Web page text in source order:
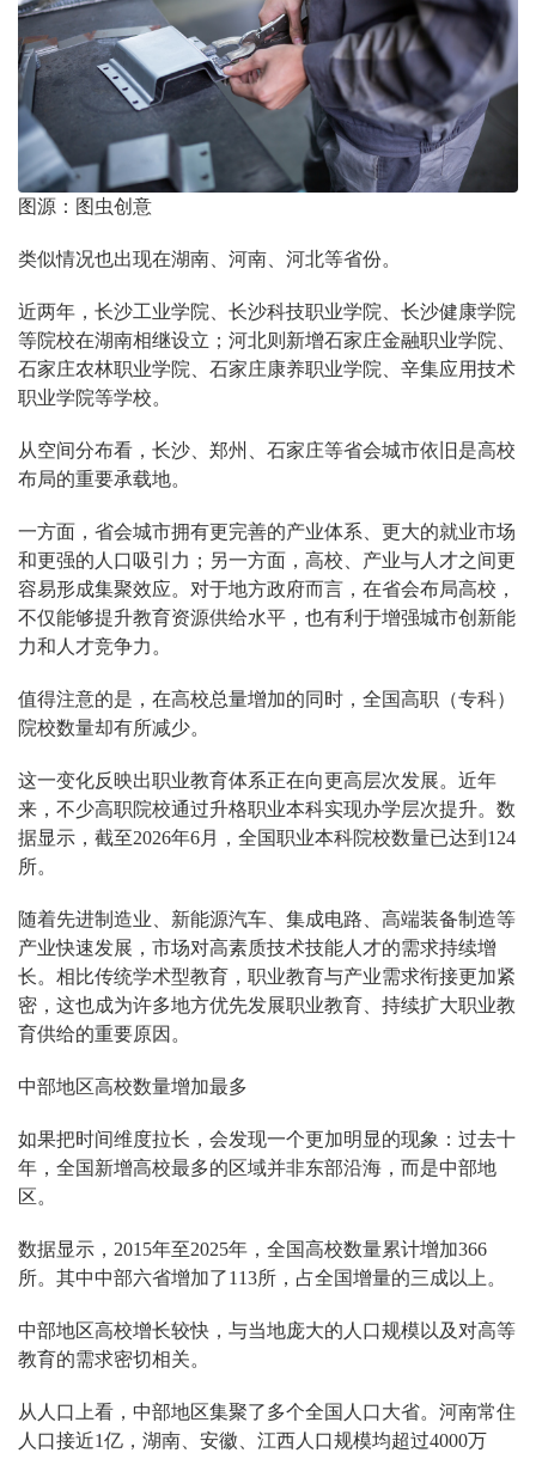
图源：图虫创意
类似情况也出现在湖南、河南、河北等省份。
近两年，长沙工业学院、长沙科技职业学院、长沙健康学院
等院校在湖南相继设立；河北则新增石家庄金融职业学院、
石家庄农林职业学院、石家庄康养职业学院、辛集应用技术
职业学院等学校。
从空间分布看，长沙、郑州、石家庄等省会城市依旧是高校
布局的重要承载地。
一方面，省会城市拥有更完善的产业体系、更大的就业市场
和更强的人口吸引力；另一方面，高校、产业与人才之间更
容易形成集聚效应。对于地方政府而言，在省会布局高校，
不仅能够提升教育资源供给水平，也有利于增强城市创新能
力和人才竞争力。
值得注意的是，在高校总量增加的同时，全国高职（专科）
院校数量却有所减少。
这一变化反映出职业教育体系正在向更高层次发展。近年
来，不少高职院校通过升格职业本科实现办学层次提升。数
据显示，截至2026年6月，全国职业本科院校数量已达到124
所。
随着先进制造业、新能源汽车、集成电路、高端装备制造等
产业快速发展，市场对高素质技术技能人才的需求持续增
长。相比传统学术型教育，职业教育与产业需求衔接更加紧
密，这也成为许多地方优先发展职业教育、持续扩大职业教
育供给的重要原因。
中部地区高校数量增加最多
如果把时间维度拉长，会发现一个更加明显的现象：过去十
年，全国新增高校最多的区域并非东部沿海，而是中部地
区。
数据显示，2015年至2025年，全国高校数量累计增加366
所。其中中部六省增加了113所，占全国增量的三成以上。
中部地区高校增长较快，与当地庞大的人口规模以及对高等
教育的需求密切相关。
从人口上看，中部地区集聚了多个全国人口大省。河南常住
人口接近1亿，湖南、安徽、江西人口规模均超过4000万